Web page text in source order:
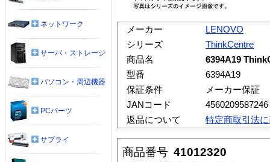
メーカー
LENOVO
シリーズ
ThinkCentre
商品名
6394A19
型番
6394A19
保証条件
メーカー保証
JANコード
4560209587246
返品について
特定商取引法
商品番号 41012320
ネットワーク
サーバ・ストレージ
パソコン・周辺機器
PCパーツ
サプライ